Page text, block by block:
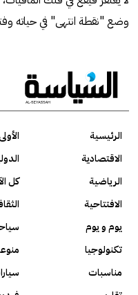
وضع "نقطة انتهى" في حياته
الرئيسية
الاقتصادية
الرياضية
كل
الافتتاحية
يوم و يوم
تكنولوجيا
مناسبات